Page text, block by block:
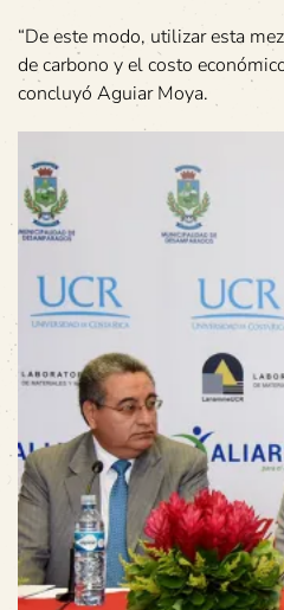
“De este modo, utilizar esta
de carbono y el costo
concluyó Aguiar Moya.